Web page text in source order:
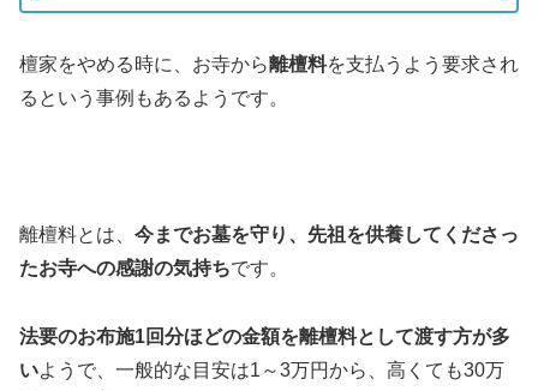
檀家をやめる時に、お寺から離檀料を支払うよう要求され
るという事例もあるようです。
離檀料とは、 今までお墓を守り、先祖を供養してくださっ
たお寺への感謝の気持ちです。
法要のお布施1回分ほどの金額を離檀料として渡す方が多
いようで、一般的な目安は1～3万円から、高くても30万